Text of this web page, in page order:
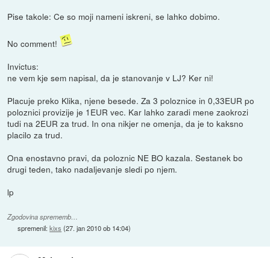
Pise takole: Ce so moji nameni iskreni, se lahko dobimo.
No comment!
Invictus:
ne vem kje sem napisal, da je stanovanje v LJ? Ker ni!
Placuje preko Klika, njene besede. Za 3 poloznice in 0,33EUR po
poloznici provizije je 1EUR vec. Kar lahko zaradi mene zaokrozi
tudi na 2EUR za trud. In ona nikjer ne omenja, da je to kaksno
placilo za trud.
Ona enostavno pravi, da poloznic NE BO kazala. Sestanek bo
drugi teden, tako nadaljevanje sledi po njem.
lp
Zgodovina sprememb…
spremenil:kixs (27. jan 2010 ob 14:04)